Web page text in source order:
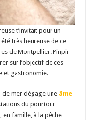
t’invitait pour un
très heureuse de ce
de Montpellier. Pinpin
sur l’objectif de ces
et gastronomie.
de mer dégage une âme
du pourtour
en famille, à la pêche